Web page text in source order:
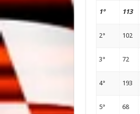
1° 113
2° 102
3° 72
4° 193
5° 68